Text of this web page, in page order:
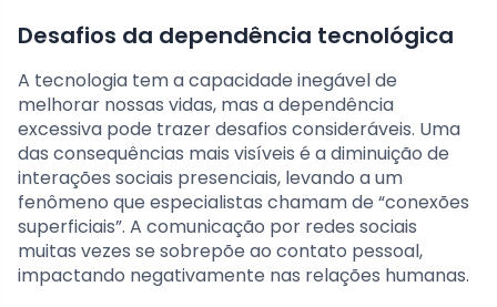
Desafios da dependência tecnológica
A tecnologia tem a capacidade inegável de
melhorar nossas vidas, mas a dependência
excessiva pode trazer desafios consideráveis. Uma
das consequências mais visíveis é a diminuição de
interações sociais presenciais, levando a um
fenômeno que especialistas chamam de “conexões
superficiais”. A comunicação por redes sociais
muitas vezes se sobrepõe ao contato pessoal,
impactando negativamente nas relações humanas.